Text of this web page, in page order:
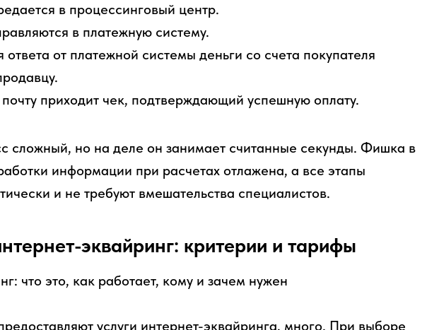
в процессинговый центр.
в платежную систему.
от платежной системы деньги со счета покупателя
приходит чек, подтверждающий успешную оплату.
сложный, но на деле он занимает считанные секунды. Фишка в
информации при расчетах отлажена, а все этапы
и не требуют вмешательства специалистов.
эквайринг: критерии и тарифы
услуги интернет-эквайринга, много. При выборе